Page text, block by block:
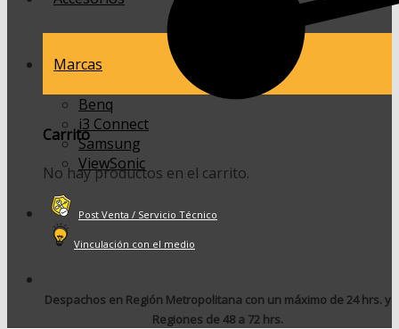
Carrito
No hay productos en el carrito.
Marcas
Benq
i3 Connect
Samsung
ViewSonic
Post Venta / Servicio Técnico
Vinculación con el medio
Despachos en Región Metropolitana con un máximo de 24 hrs. y
Regiones de 48 a 72 hrs.